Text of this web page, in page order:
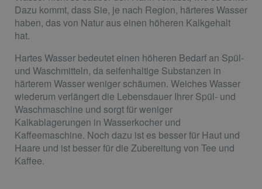
Dazu kommt, dass Sie, je nach Region, härteres Wasser
haben, das von Natur aus einen höheren Kalkgehalt
hat.
Hartes Wasser bedeutet einen höheren Bedarf an Spül-
und Waschmitteln, da seifenhaltige Substanzen in
härterem Wasser weniger schäumen. Weiches Wasser
wiederum verlängert die Lebensdauer Ihrer Spül- und
Waschmaschine und sorgt für weniger
Kalkablagerungen in Wasserkocher und
Kaffeemaschine. Noch dazu ist es besser für Haut und
Haare und ist besser für die Zubereitung von Tee und
Kaffee.